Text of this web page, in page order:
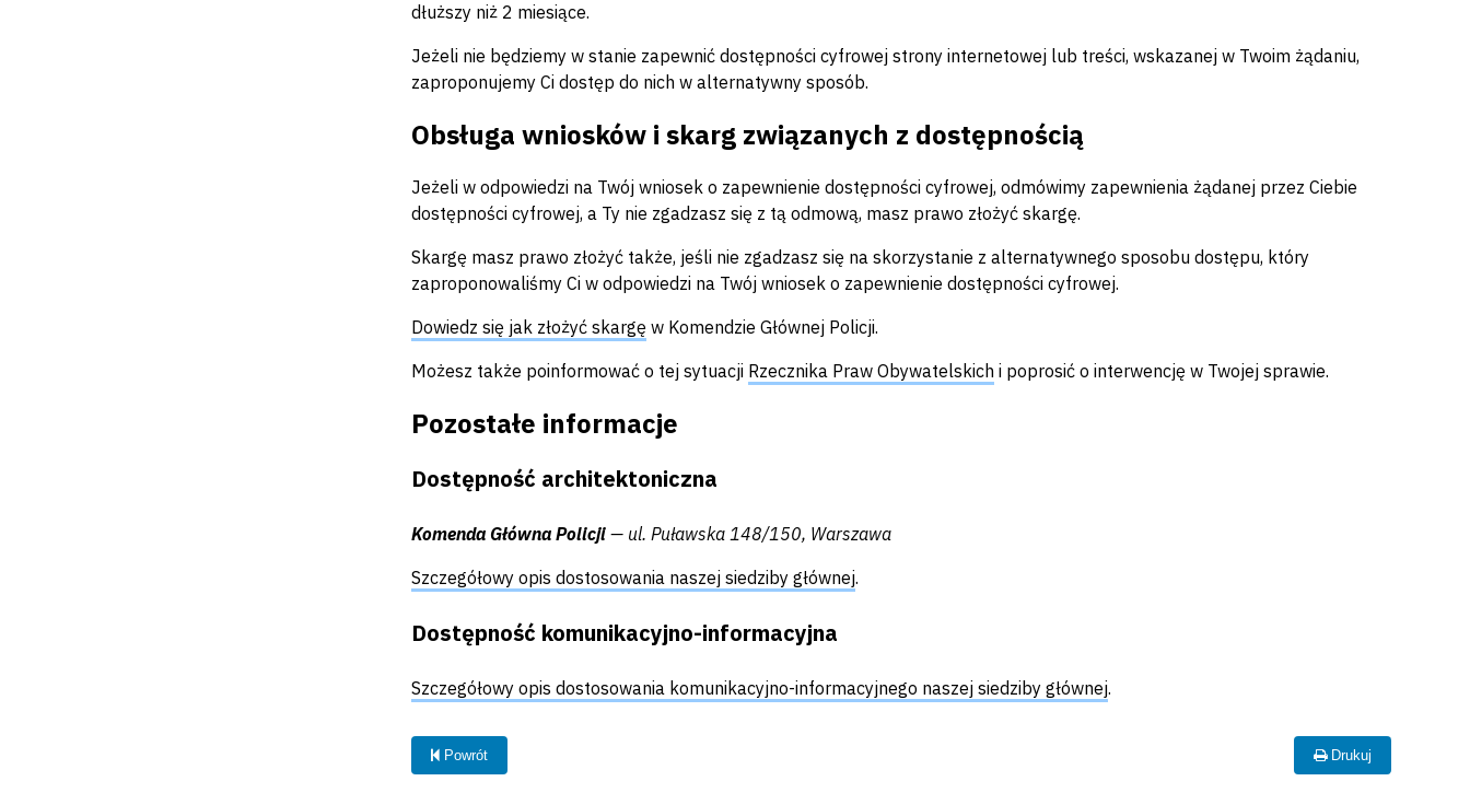
dłuższy niż 2 miesiące.
Jeżeli nie będziemy w stanie zapewnić dostępności cyfrowej strony internetowej lub treści, wskazanej w Twoim żądaniu,
zaproponujemy Ci dostęp do nich w alternatywny sposób.
Obsługa wniosków i skarg związanych z dostępnością
Jeżeli w odpowiedzi na Twój wniosek o zapewnienie dostępności cyfrowej, odmówimy zapewnienia żądanej przez Ciebie
dostępności cyfrowej, a Ty nie zgadzasz się z tą odmową, masz prawo złożyć skargę.
Skargę masz prawo złożyć także, jeśli nie zgadzasz się na skorzystanie z alternatywnego sposobu dostępu, który
zaproponowaliśmy Ci w odpowiedzi na Twój wniosek o zapewnienie dostępności cyfrowej.
Dowiedz się jak złożyć skargę w Komendzie Głównej Policji.
Możesz także poinformować o tej sytuacji Rzecznika Praw Obywatelskich i poprosić o interwencję w Twojej sprawie.
Pozostałe informacje
Dostępność architektoniczna
Komenda Główna Policji — ul. Puławska 148/150, Warszawa
Szczegółowy opis dostosowania naszej siedziby głównej.
Dostępność komunikacyjno-informacyjna
Szczegółowy opis dostosowania komunikacyjno-informacyjnego naszej siedziby głównej.
Powrót Drukuj